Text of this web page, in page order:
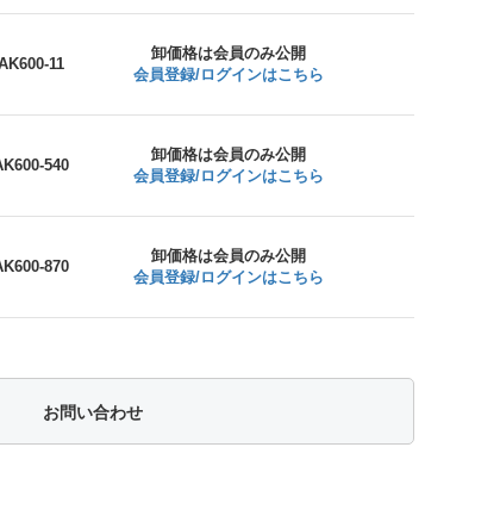
11
卸価格は会員のみ公開
会員登録/ログインはこちら
540
卸価格は会員のみ公開
会員登録/ログインはこちら
870
卸価格は会員のみ公開
会員登録/ログインはこちら
お問い合わせ